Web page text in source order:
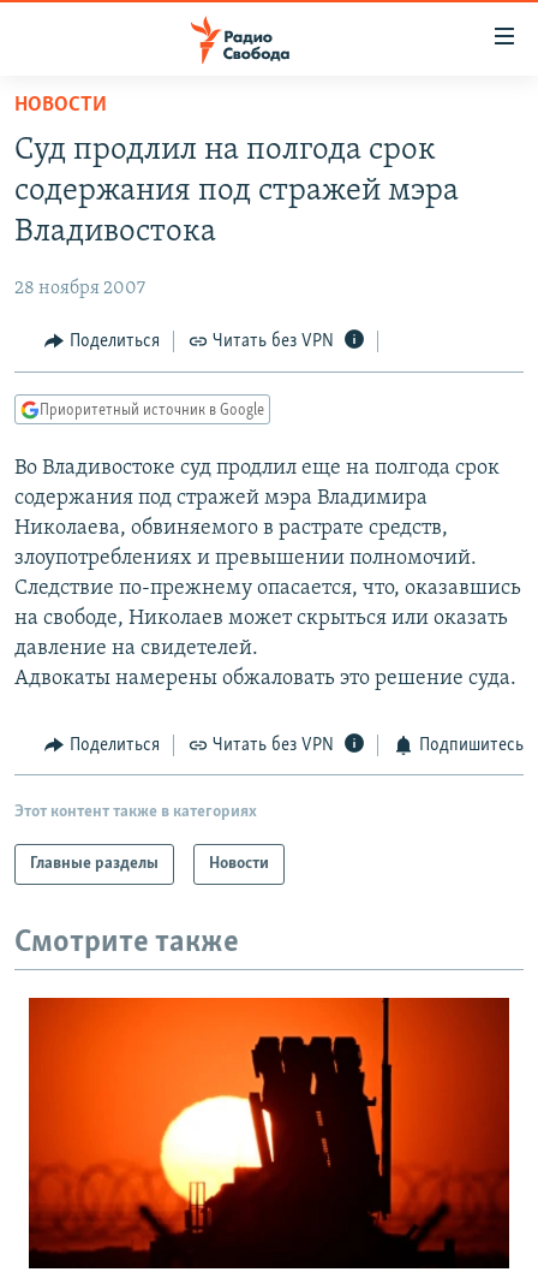
упрощенного
доступа
основному
Вернутся
Вернутся
поиску
ПОДКАСТЫ
АВТОРСКИЕ ПРОЕКТЫ
МНЕНИЯ
КУЛЬТУРА
КАВКАЗ.РЕАЛИИ
СЕВЕР.РЕАЛИИ
СИБИРЬ.РЕАЛИИ
РАСПИСАНИЕ ВЕЩАНИЯ
ПОДПИШИТЕСЬ НА РАССЫЛКУ
СОЦИАЛЬНЫЕ СЕТИ
НОВОСТИ
Суд продлил на полгода срок
содержания под стражей мэра
Владивостока
28 ноября 2007
Поделиться Читать без VPN
Приоритетный источник в Google
Во Владивостоке суд продлил еще на полгода срок
содержания под стражей мэра Владимира
Николаева, обвиняемого в растрате средств,
злоупотреблениях и превышении полномочий.
Следствие по-прежнему опасается, что, оказавшись
на свободе, Николаев может скрыться или оказать
давление на свидетелей.
Адвокаты намерены обжаловать это решение суда.
Поделиться Читать без VPN Подпишитесь
Этот контент также в категориях
Главные разделы Новости
Смотрите также